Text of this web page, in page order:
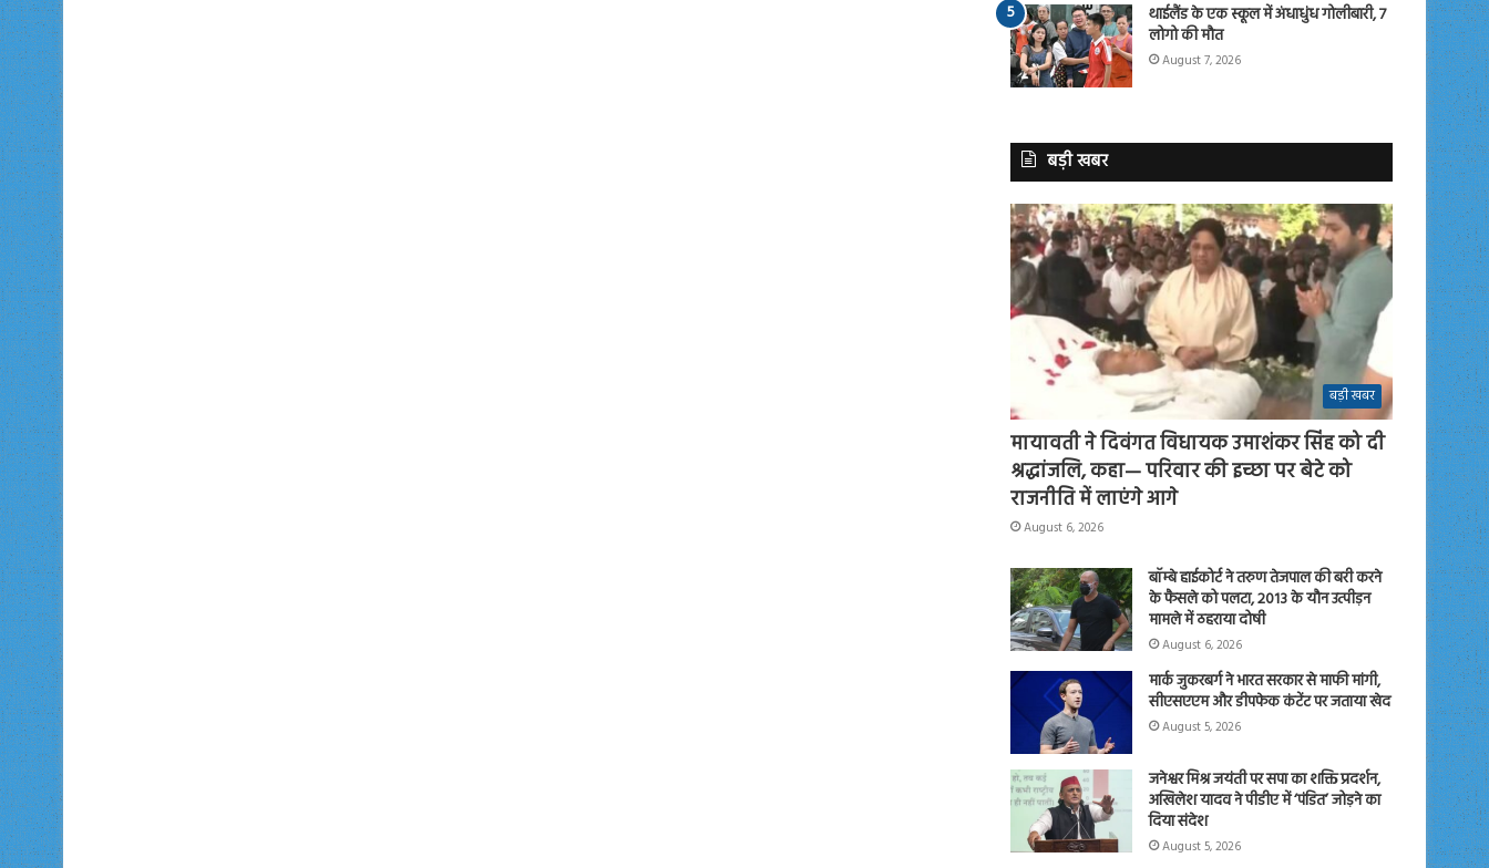
थाईलैंड के एक स्कूल में अंधाधुंध गोलीबारी, 7
लोगो की मौत
August 7, 2026
बड़ी खबर
बड़ी खबर
मायावती ने दिवंगत विधायक उमाशंकर सिंह को दी
श्रद्धांजलि, कहा— परिवार की इच्छा पर बेटे को
राजनीति में लाएंगे आगे
August 6, 2026
बॉम्बे हाईकोर्ट ने तरुण तेजपाल की बरी करने
के फैसले को पलटा, 2013 के यौन उत्पीड़न
मामले में ठहराया दोषी
August 6, 2026
मार्क जुकरबर्ग ने भारत सरकार से माफी मांगी,
सीएसएएम और डीपफेक कंटेंट पर जताया खेद
August 5, 2026
जनेश्वर मिश्र जयंती पर सपा का शक्ति प्रदर्शन,
अखिलेश यादव ने पीडीए में ‘पंडित’ जोड़ने का
दिया संदेश
August 5, 2026